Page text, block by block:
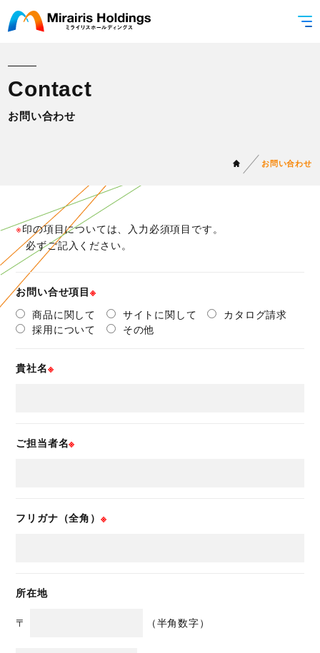
Contact
お問い合わせ
お問い合わせ
印の項目については、入力必須項目です。
必ずご記入ください。
お問い合せ項目
商品に関して
サイトに関して
カタログ請求
採用について
その他
貴社名
ご担当者名
フリガナ（全角）
所在地
〒 （半角数字）